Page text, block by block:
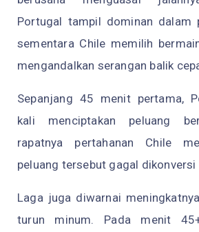
Portugal tampil dominan dalam
sementara Chile memilih
mengandalkan serangan balik
Sepanjang 45 menit pertama,
kali menciptakan peluang
rapatnya pertahanan Chile
peluang tersebut gagal
Laga juga diwarnai
turun minum. Pada menit